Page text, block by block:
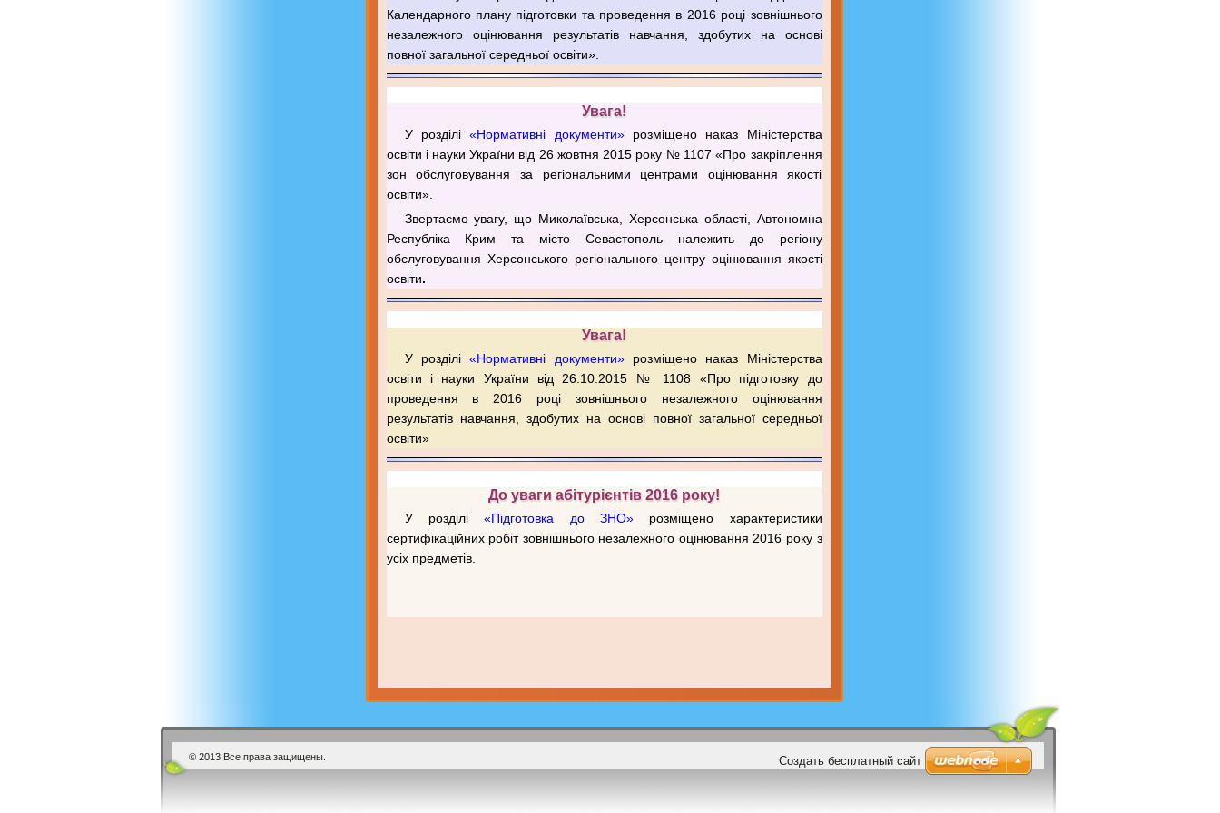
Календарного плану підготовки та проведення в 2016 році зовнішнього
незалежного оцінювання результатів навчання, здобутих на основі
повної загальної середньої освіти».
Увага!
У розділі«Нормативні документи»розміщено наказ Міністерства
освіти і науки України від 26 жовтня 2015 року № 1107 «Про закріплення
зон обслуговування за регіональними центрами оцінювання якості
освіти».
Звертаємо увагу, що Миколаївська, Херсонська області, Автономна
Республіка Крим та місто Севастополь належить до регіону
обслуговування Херсонського регіонального центру оцінювання якості
освіти.
Увага!
У розділі«Нормативні документи»розміщено наказ Міністерства
освіти і науки України від 26.10.2015 № 1108 «Про підготовку до
проведення в 2016 році зовнішнього незалежного оцінювання
результатів навчання, здобутих на основі повної загальної середньої
освіти»
До уваги абітурієнтів 2016 року!
У розділі«Підготовка до ЗНО»розміщено характеристики
сертифікаційних робіт зовнішнього незалежного оцінювання 2016 року з
усіх предметів.
© 2013 Все права защищены. Создать бесплатный сайт